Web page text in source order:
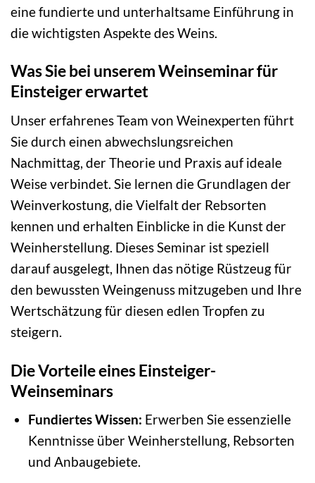
eine fundierte und unterhaltsame Einführung in
die wichtigsten Aspekte des Weins.
Was Sie bei unserem Weinseminar für
Einsteiger erwartet
Unser erfahrenes Team von Weinexperten führt
Sie durch einen abwechslungsreichen
Nachmittag, der Theorie und Praxis auf ideale
Weise verbindet. Sie lernen die Grundlagen der
Weinverkostung, die Vielfalt der Rebsorten
kennen und erhalten Einblicke in die Kunst der
Weinherstellung. Dieses Seminar ist speziell
darauf ausgelegt, Ihnen das nötige Rüstzeug für
den bewussten Weingenuss mitzugeben und Ihre
Wertschätzung für diesen edlen Tropfen zu
steigern.
Die Vorteile eines Einsteiger-
Weinseminars
Fundiertes Wissen: Erwerben Sie essenzielle
Kenntnisse über Weinherstellung, Rebsorten
und Anbaugebiete.